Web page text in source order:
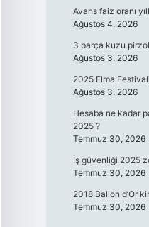
Avans faiz oranı
Ağustos 4, 2026
3 parça kuzu
Ağustos 3, 2026
2025 Elma
Ağustos 3, 2026
Hesaba ne kadar
2025 ?
Temmuz 30, 2026
İş güvenliği 2025
Temmuz 30, 2026
2018 Ballon d’Or
Temmuz 30, 2026